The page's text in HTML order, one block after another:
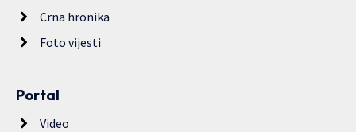
Crna hronika
Foto vijesti
Portal
Video